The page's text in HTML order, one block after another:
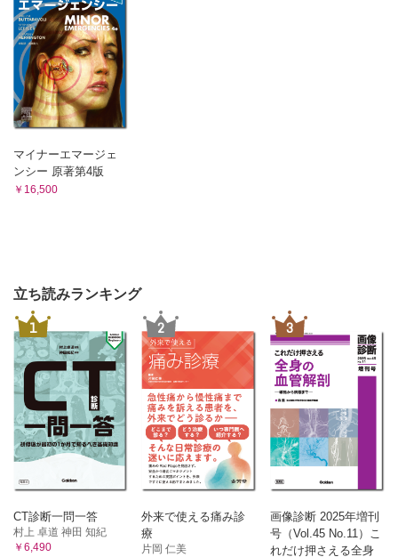
マイナーエマージェ
ンシー 原著第4版
￥16,500
立ち読みランキング
1
CT診断一問一答
村上 卓道 神田 知紀
￥6,490
2
外来で使える痛み診
療
片岡 仁美
3
画像診断 2025年増刊
号（Vol.45 No.11）こ
れだけ押さえる全身